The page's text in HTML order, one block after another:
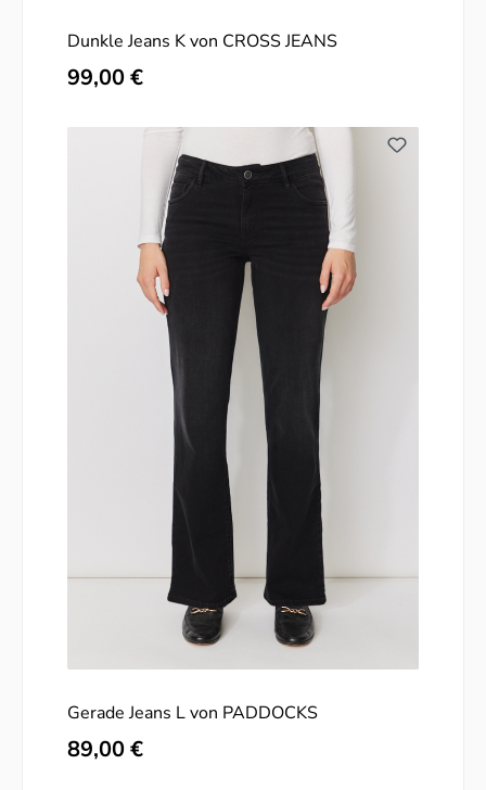
Dunkle Jeans K von CROSS JEANS
Regulärer Preis:
99,00 €
Gerade Jeans L von PADDOCKS
Regulärer Preis:
89,00 €